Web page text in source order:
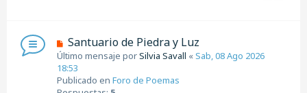
s
a
j
e
N
u
e
v
o
Santuario de Piedra y Luz
Último mensaje porSilvia Savall «Sab, 08 Ago 2026
18:53
Publicado en Foro de Poemas